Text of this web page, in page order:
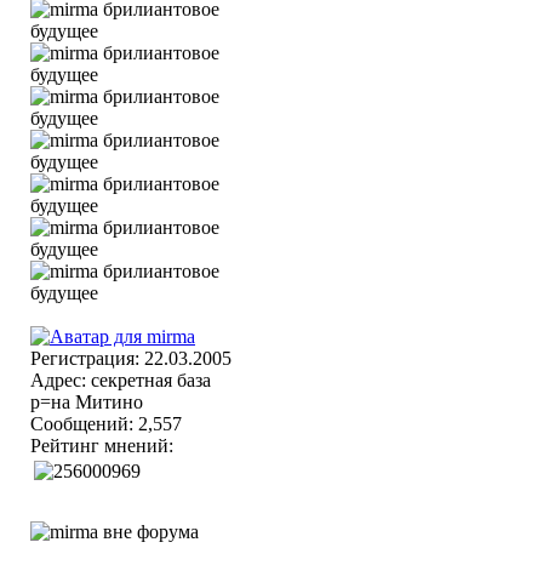
Регистрация: 22.03.2005
Адрес: секретная база
р=на Митино
Сообщений: 2,557
Рейтинг мнений: